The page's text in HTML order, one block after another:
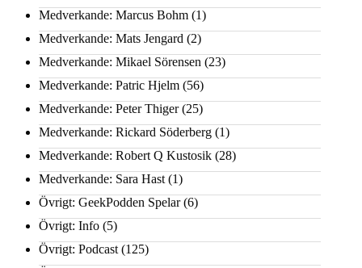
Medverkande: Marcus Bohm (1)
Medverkande: Mats Jengard (2)
Medverkande: Mikael Sörensen (23)
Medverkande: Patric Hjelm (56)
Medverkande: Peter Thiger(25)
Medverkande: Rickard Söderberg (1)
Medverkande: Robert Q Kustosik (28)
Medverkande: Sara Hast (1)
Övrigt: GeekPodden Spelar(6)
Övrigt: Info (5)
Övrigt: Podcast (125)